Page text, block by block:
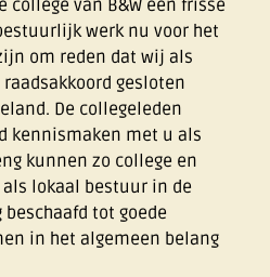
college van B&W een frisse
werk nu voor het
om reden dat wij als
gesloten
De collegeleden
kennismaken met u als
kunnen zo college en
lokaal bestuur in de
tot goede
in het algemeen belang